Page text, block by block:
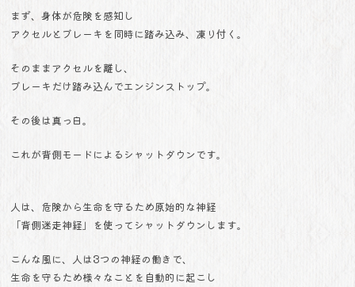
まず、身体が危険を感知し
アクセルとブレーキを同時に踏み込み、凍り付く。
そのままアクセルを離し、
ブレーキだけ踏み込んでエンジンストップ。
その後は真っ白。
これが背側モードによるシャットダウンです。
人は、危険から生命を守るため原始的な神経
「背側迷走神経」を使ってシャットダウンします。
こんな風に、人は3つの神経の働きで、
生命を守るため様々なことを自動的に起こし